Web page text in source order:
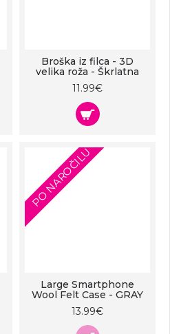
Broška iz filca - 3D
velika roža - Škrlatna
11.99€
PO NAROČILU
Large Smartphone
Wool Felt Case - GRAY
13.99€